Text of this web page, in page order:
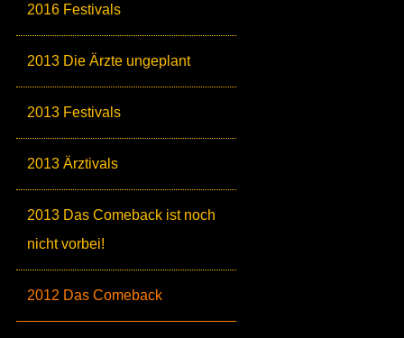
2016 Festivals
2013 Die Ärzte ungeplant
2013 Festivals
2013 Ärztivals
2013 Das Comeback ist noch
nicht vorbei!
2012 Das Comeback